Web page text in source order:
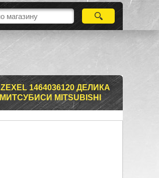
1464036120 ДЕЛИКА
MITSUBISHI